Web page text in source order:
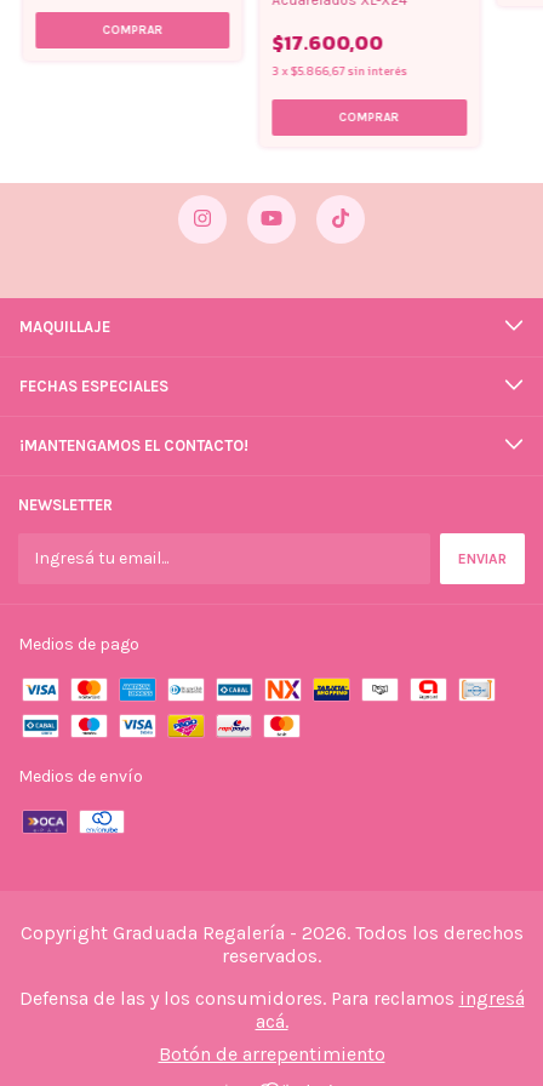
$17.600,00
3x$5.866,67sin interés
MAQUILLAJE
FECHAS ESPECIALES
¡MANTENGAMOS EL CONTACTO!
NEWSLETTER
Medios de pago
Medios de envío
Copyright Graduada Regalería - 2026. Todos los derechos
reservados.
Defensa de las y los consumidores. Para reclamos ingresá
acá.
Botón de arrepentimiento